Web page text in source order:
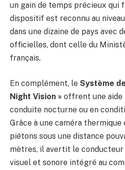
un gain de temps précieux qui
dispositif est reconnu au
dans une dizaine de pays avec
officielles, dont celle du
français.
En complément, le Système
Night Vision » offrent une aide
conduite nocturne ou en
Grâce à une caméra thermique
piétons sous une distance
mètres, il avertit le conducteur
visuel et sonore intégré au